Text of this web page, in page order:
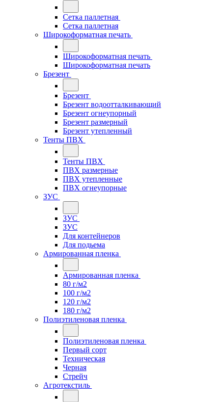
Сетка паллетная
Сетка паллетная
Широкоформатная печать
Широкоформатная печать
Широкоформатная печать
Брезент
Брезент
Брезент водоотталкивающий
Брезент огнеупорный
Брезент размерный
Брезент утепленный
Тенты ПВХ
Тенты ПВХ
ПВХ размерные
ПВХ утепленные
ПВХ огнеупорные
ЗУС
ЗУС
ЗУС
Для контейнеров
Для подьема
Армированная пленка
Армированная пленка
80 г/м2
100 г/м2
120 г/м2
180 г/м2
Полиэтиленовая пленка
Полиэтиленовая пленка
Первый сорт
Техническая
Черная
Стрейч
Агротекстиль